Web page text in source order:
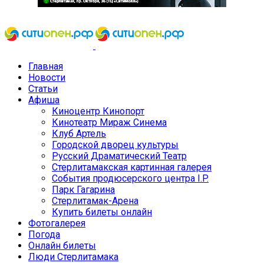
Главная
Новости
Статьи
Афиша
Киноцентр Кинопорт
Кинотеатр Мираж Синема
Клуб Артель
Городской дворец культуры
Русский Драматический Театр
Стерлитамакская картинная галерея
События продюсерского центра I.P.
Парк Гагарина
Стерлитамак-Арена
Купить билеты онлайн
Фотогалерея
Погода
Онлайн билеты
Люди Стерлитамака